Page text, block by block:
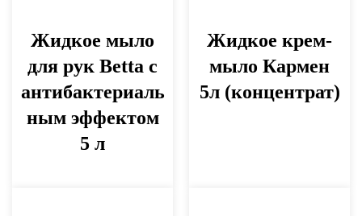
Жидкое мыло
для рук Betta с
антибактериаль
ным эффектом
5 л
Жидкое крем-
мыло Кармен
5л (концентрат)